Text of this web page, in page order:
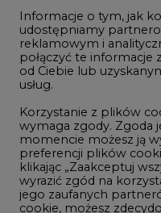
Gospodarka
Geopolityka
LTE450
Innowacje i AI
Telekomunikacja i IT
Handel emisjami
Wodór
Informacje o tym, jak
udostępniamy
reklamowym i
połączyć te
od Ciebie lub
usług.
Korzystanie z plików
wymaga zgody. Zgoda
momencie możesz ją
preferencji plików
klikając „Zaakceptuj
wyrazić zgód na
jego zaufanych
cookie, możesz